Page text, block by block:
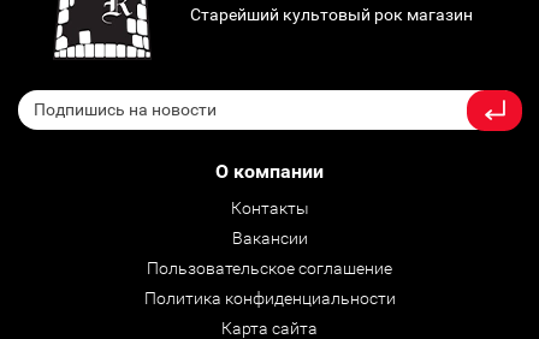
Старейший культовый рок магазин
О компании
Контакты
Вакансии
Пользовательское соглашение
Политика конфиденциальности
Карта сайта